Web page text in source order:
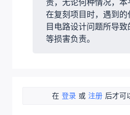
责，无论何种情况，本
在复刻项目时，遇到的
目电路设计问题所导
等损害负责。
在 登录 或 注册 后才可